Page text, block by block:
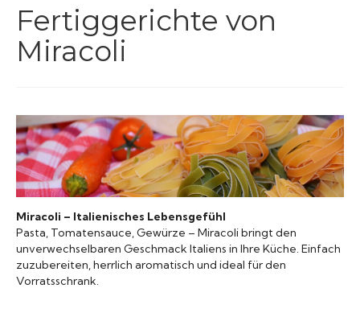
Fertiggerichte
Kartoffeln
Konserven
Nudeln
Marmelade
Fertiggerichte von
Miracoli
Miracoli – Italienisches Lebensgefühl
Pasta, Tomatensauce, Gewürze – Miracoli bringt den
unverwechselbaren Geschmack Italiens in Ihre Küche. Einfach
zuzubereiten, herrlich aromatisch und ideal für den
Vorratsschrank.